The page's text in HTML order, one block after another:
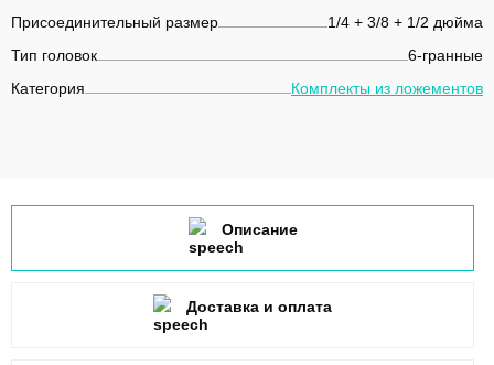
Присоединительный размер
1/4 + 3/8 + 1/2 дюйма
Тип головок
6-гранные
Категория
Комплекты из ложементов
Описание
Доставка и оплата